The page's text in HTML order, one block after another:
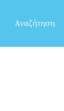
Αναζήτηση